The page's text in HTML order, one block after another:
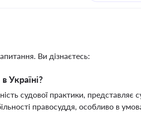
Ви дізнаєтесь:
Україні?
судової практики, представляє
правосуддя, особливо в